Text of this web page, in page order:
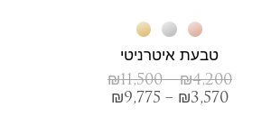
טבעת איטרניטי
₪4,200
–
₪11,500
₪3,570
–
₪9,775